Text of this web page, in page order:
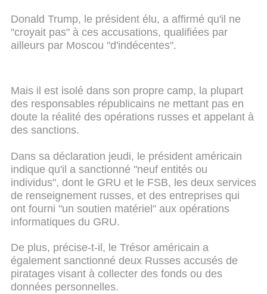
Donald Trump, le président élu, a affirmé qu'il ne
"croyait pas" à ces accusations, qualifiées par
ailleurs par Moscou "d'indécentes".
Mais il est isolé dans son propre camp, la plupart
des responsables républicains ne mettant pas en
doute la réalité des opérations russes et appelant à
des sanctions.
Dans sa déclaration jeudi, le président américain
indique qu'il a sanctionné "neuf entités ou
individus", dont le GRU et le FSB, les deux services
de renseignement russes, et des entreprises qui
ont fourni "un soutien matériel" aux opérations
informatiques du GRU.
De plus, précise-t-il, le Trésor américain a
également sanctionné deux Russes accusés de
piratages visant à collecter des fonds ou des
données personnelles.